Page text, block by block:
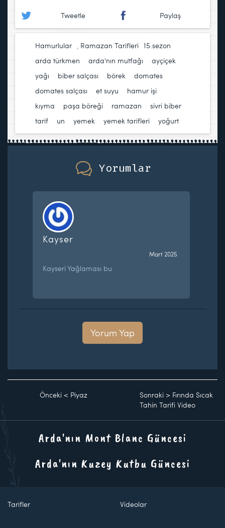
Tweetle Paylaş
Hamurlular , Ramazan Tarifleri 15.sezon
arda türkmen
arda'nın mutfağı
ayçiçek
yağı
biber salçası börek domates
domates salçası
et suyu hamur işi
kıyma
paşa böreği ramazan sivri biber
tarif
un yemek yemek tarifleri yoğurt
Yorumlar
Kayser
Mart 2025
Kayseri Yağlaması bu
Yorum Yap
Önceki < Piyaz Sonraki > Fırında Sıcak
Tahin Tarifi Video
Arda'nın Mont Blanc Güncesi
Arda'nın Kuzey Kutbu Güncesi
Tarifler Videolar